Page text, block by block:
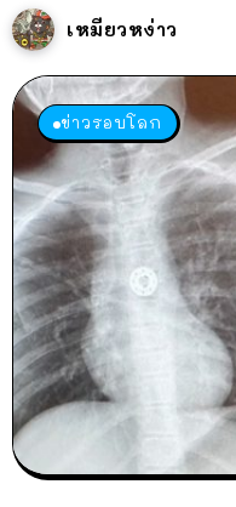
เหมียวหง่าว
ข่าวรอบโลก